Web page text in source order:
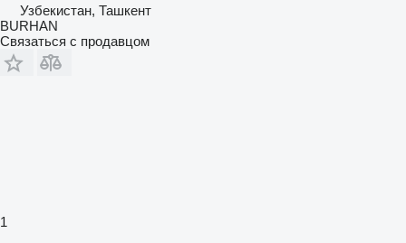
Узбекистан, Ташкент
BURHAN
Связаться с продавцом
1